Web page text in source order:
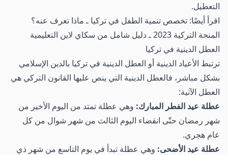
التعطيل.
اقرأ أيضًا: تخصص تنمية الطفل في تركيا ـ ماذا تعرف عنه؟
المنحة التركية 2023 ـ دليل شامل من سكاي لاين التعليمية
العطل الدينية في تركيا
ترتبط الأعياد الدينية أو العطل الدينية في تركيا بالدين الإسلامي
بشكل مباشر، فالعطل الدينية التي ينص عليها القانون التركي هي
العطل الآتية:
عطلة عيد الفطر المبارك: وهي عطلة تمتد من اليوم الأخير من
شهر رمضان حتّى انقضاء اليوم الثالث من شهر شوال من كل
عام هجري.
عطلة عيد الأضحى: وهي عطلة تبدأ في يوم التاسع من شهر ذي